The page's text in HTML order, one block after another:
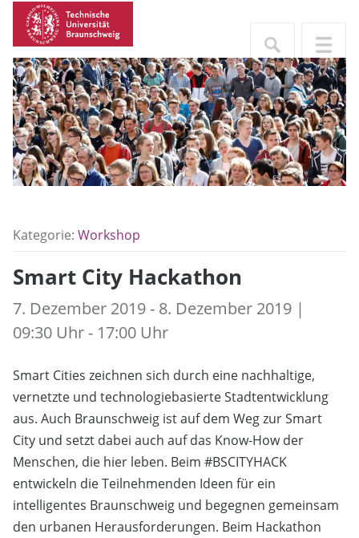
Kategorie: Workshop
Smart City Hackathon
7. Dezember 2019 - 8. Dezember 2019 |
09:30 Uhr - 17:00 Uhr
Smart Cities zeichnen sich durch eine nachhaltige,
vernetzte und technologiebasierte Stadtentwicklung
aus. Auch Braunschweig ist auf dem Weg zur Smart
City und setzt dabei auch auf das Know-How der
Menschen, die hier leben. Beim #BSCITYHACK
entwickeln die Teilnehmenden Ideen für ein
intelligentes Braunschweig und begegnen gemeinsam
den urbanen Herausforderungen. Beim Hackathon